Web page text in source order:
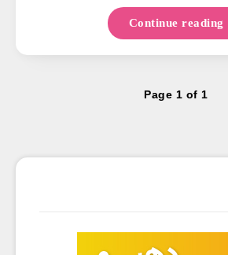
Continue reading
Page 1 of 1